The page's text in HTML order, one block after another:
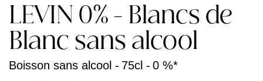
LEVIN 0% - Blancs de
Blanc sans alcool
Boisson sans alcool - 75cl - 0 %*